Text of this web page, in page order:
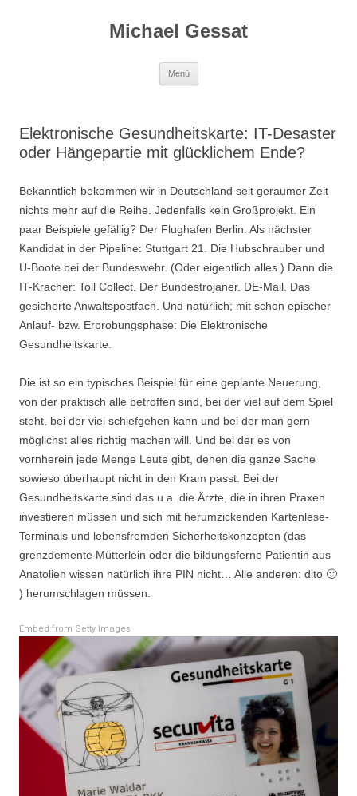
Michael Gessat
Menü
Elektronische Gesundheitskarte: IT-Desaster
oder Hängepartie mit glücklichem Ende?
Bekanntlich bekommen wir in Deutschland seit geraumer Zeit
nichts mehr auf die Reihe. Jedenfalls kein Großprojekt. Ein
paar Beispiele gefällig? Der Flughafen Berlin. Als nächster
Kandidat in der Pipeline: Stuttgart 21. Die Hubschrauber und
U-Boote bei der Bundeswehr. (Oder eigentlich alles.) Dann die
IT-Kracher: Toll Collect. Der Bundestrojaner. DE-Mail. Das
gesicherte Anwaltspostfach. Und natürlich; mit schon epischer
Anlauf- bzw. Erprobungsphase: Die Elektronische
Gesundheitskarte.
Die ist so ein typisches Beispiel für eine geplante Neuerung,
von der praktisch alle betroffen sind, bei der viel auf dem Spiel
steht, bei der viel schiefgehen kann und bei der man gern
möglichst alles richtig machen will. Und bei der es von
vornherein jede Menge Leute gibt, denen die ganze Sache
sowieso überhaupt nicht in den Kram passt. Bei der
Gesundheitskarte sind das u.a. die Ärzte, die in ihren Praxen
investieren müssen und sich mit herumzickenden Kartenlese-
Terminals und lebensfremden Sicherheitskonzepten (das
grenzdemente Mütterlein oder die bildungsferne Patientin aus
Anatolien wissen natürlich ihre PIN nicht… Alle anderen: dito 🙂
) herumschlagen müssen.
Embed from Getty Images